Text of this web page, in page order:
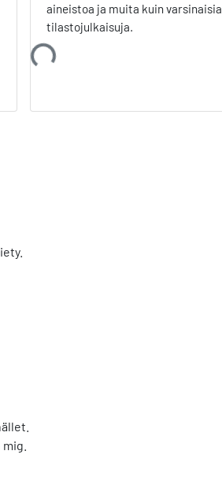
Ladataan...
aineistoa ja muita kuin varsinaisia
tilastojulkaisuja.